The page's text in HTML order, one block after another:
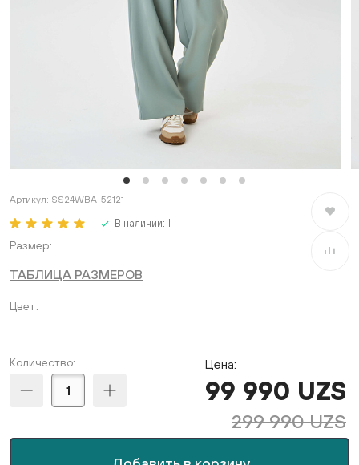
Артикул: SS24WBA-52121
В наличии: 1
В
В
Размер
ТАБЛИЦА РАЗМЕРОВ
Цвет
Количество: Цена:
99 990 UZS
299 990 UZS